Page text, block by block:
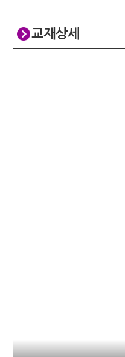
교재상세